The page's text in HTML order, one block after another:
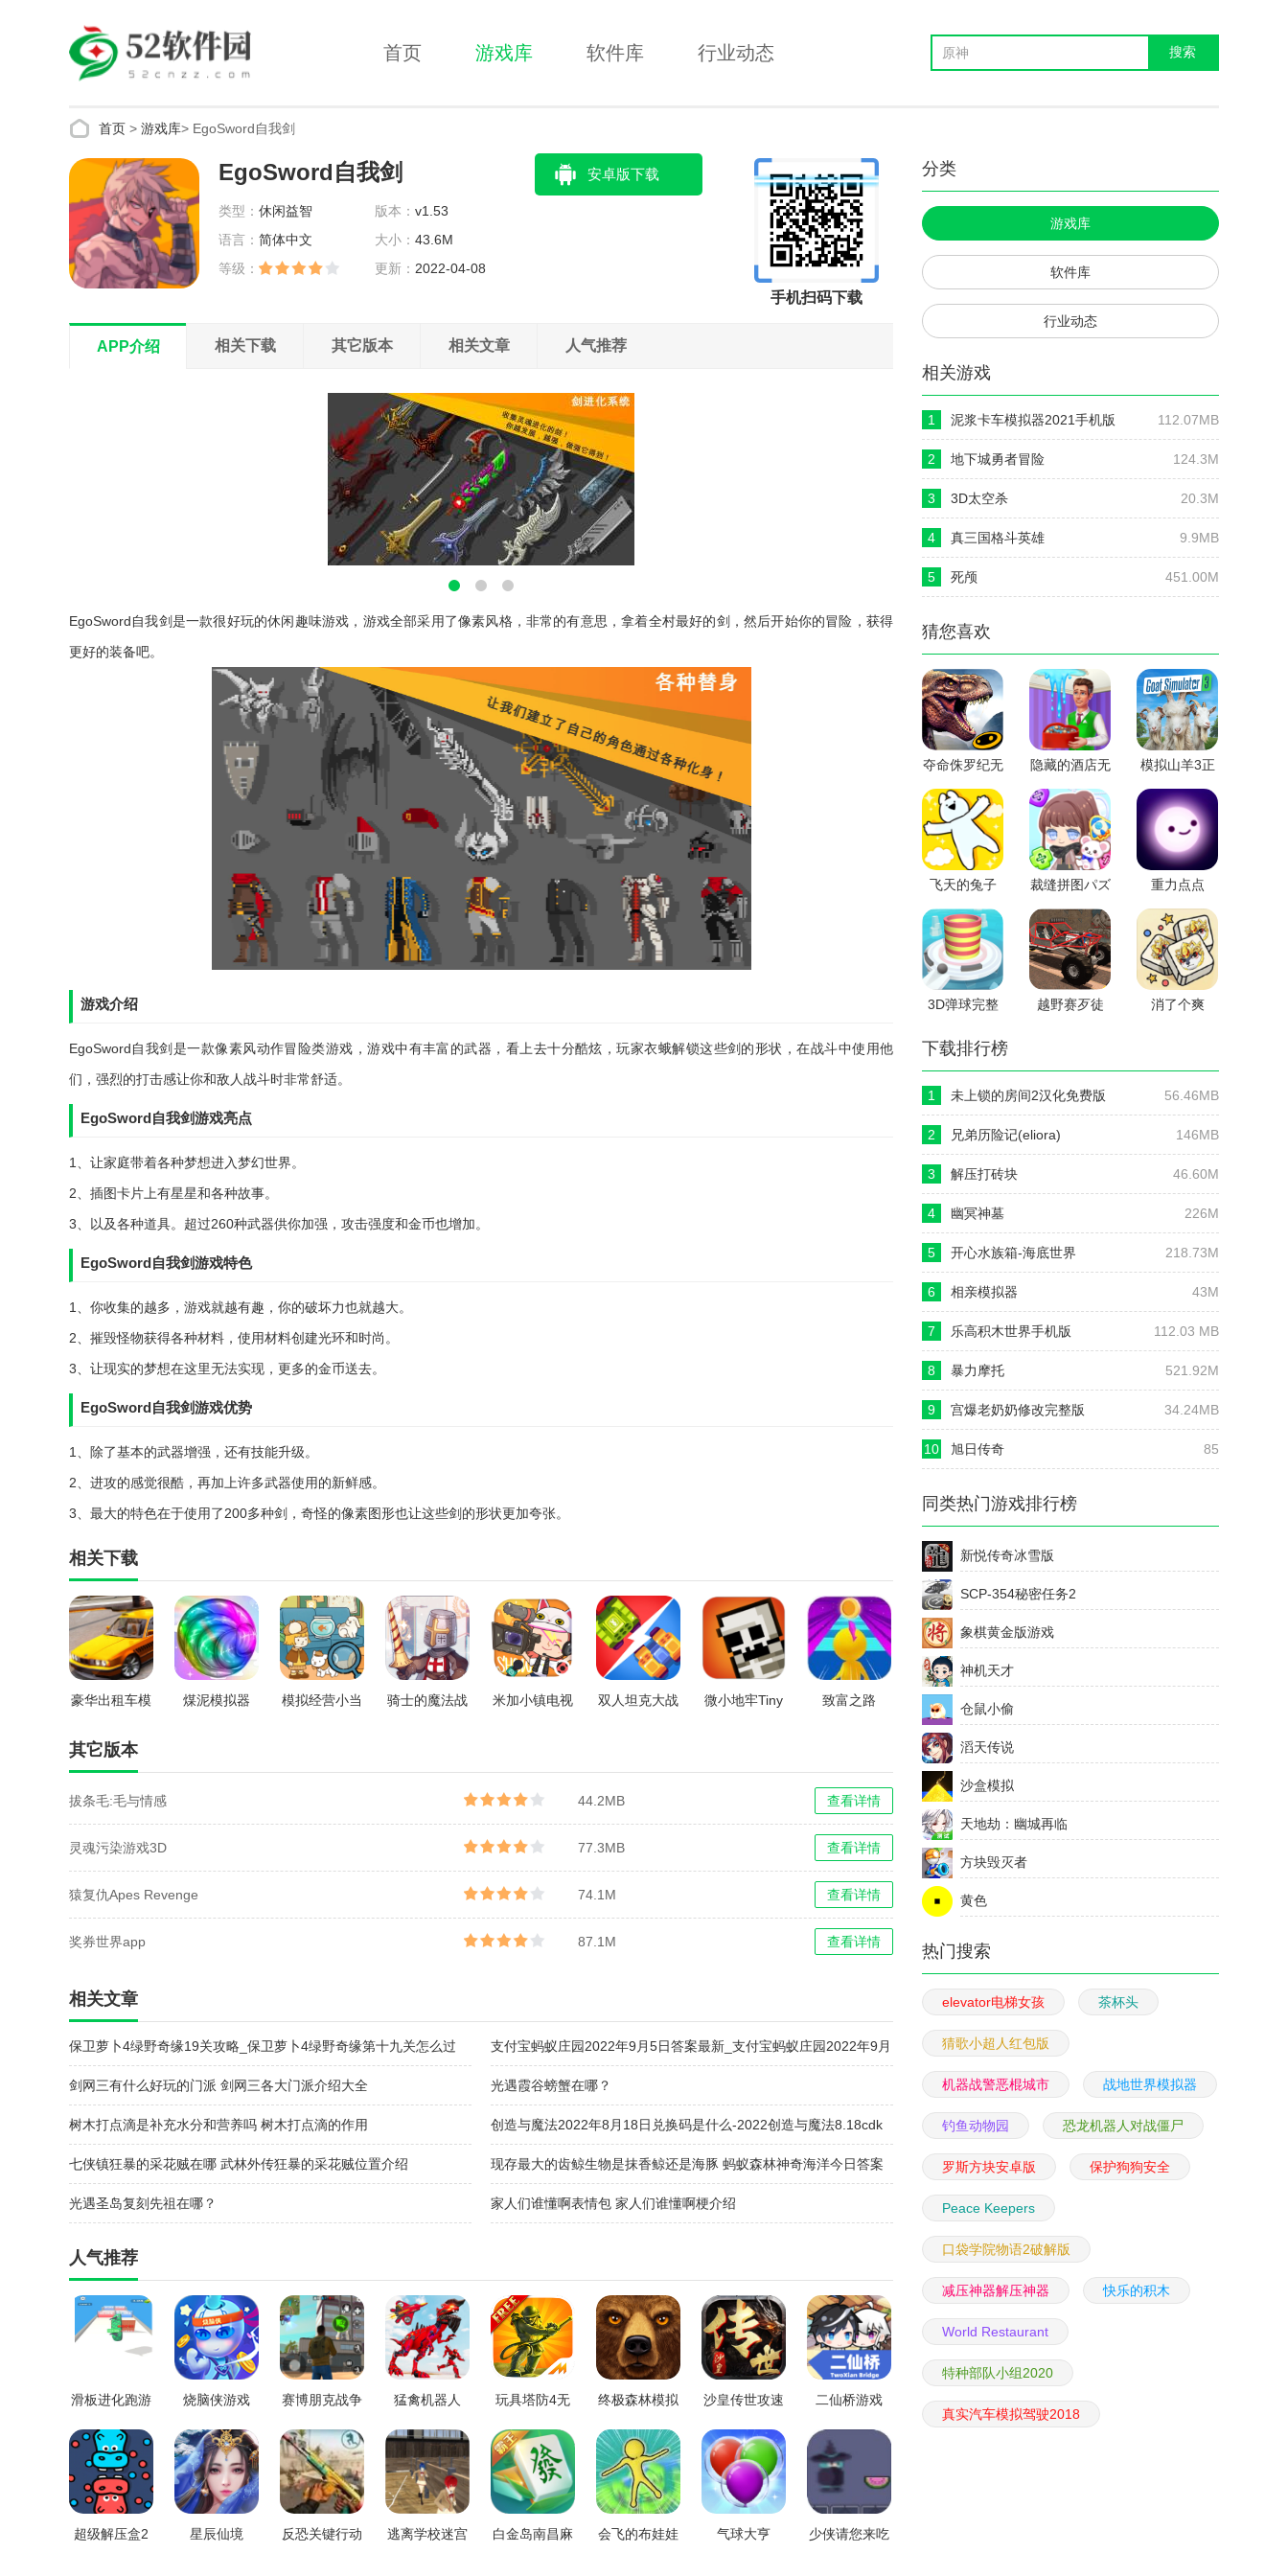
首页 游戏库 软件库 行业动态
首页 > 游戏库> EgoSword自我剑
EgoSword自我剑
类型： 休闲益智 版本： v1.53
语言： 简体中文 大小： 43.6M
等级：
更新： 2022-04-08
安卓版下载
手机扫码下载
APP介绍 相关下载 其它版本 相关文章 人气推荐
EgoSword自我剑是一款很好玩的休闲趣味游戏，游戏全部采用了像素风格，非常的有意思，拿着全村最好的剑，然后开始你的冒险，获得
更好的装备吧。
游戏介绍
EgoSword自我剑是一款像素风动作冒险类游戏，游戏中有丰富的武器，看上去十分酷炫，玩家衣蛾解锁这些剑的形状，在战斗中使用他
们，强烈的打击感让你和敌人战斗时非常舒适。
EgoSword自我剑游戏亮点
1、让家庭带着各种梦想进入梦幻世界。
2、插图卡片上有星星和各种故事。
3、以及各种道具。超过260种武器供你加强，攻击强度和金币也增加。
EgoSword自我剑游戏特色
1、你收集的越多，游戏就越有趣，你的破坏力也就越大。
2、摧毁怪物获得各种材料，使用材料创建光环和时尚。
3、让现实的梦想在这里无法实现，更多的金币送去。
EgoSword自我剑游戏优势
1、除了基本的武器增强，还有技能升级。
2、进攻的感觉很酷，再加上许多武器使用的新鲜感。
3、最大的特色在于使用了200多种剑，奇怪的像素图形也让这些剑的形状更加夸张。
相关下载
豪华出租车模
版
煤泥模拟器
模拟经营小当
骑士的魔法战
米加小镇电视
双人坦克大战
微小地牢Tiny
致富之路
其它版本
拔条毛:毛与情感 44.2MB 查看详情
灵魂污染游戏3D 77.3MB 查看详情
猿复仇Apes Revenge 74.1M 查看详情
奖券世界app 87.1M 查看详情
相关文章
保卫萝卜4绿野奇缘19关攻略_保卫萝卜4绿野奇缘第十九关怎么过
[多图]
支付宝蚂蚁庄园2022年9月5日答案最新_支付宝蚂蚁庄园2022年9月
5日答案大全[多图]
剑网三有什么好玩的门派 剑网三各大门派介绍大全 光遇霞谷螃蟹在哪？
树木打点滴是补充水分和营养吗 树木打点滴的作用 创造与魔法2022年8月18日兑换码是什么-2022创造与魔法8.18cdk
礼包码分享
七侠镇狂暴的采花贼在哪 武林外传狂暴的采花贼位置介绍 现存最大的齿鲸生物是抹香鲸还是海豚 蚂蚁森林神奇海洋今日答案
最新3.10
光遇圣岛复刻先祖在哪？ 家人们谁懂啊表情包 家人们谁懂啊梗介绍
人气推荐
滑板进化跑游
戏无限版
烧脑侠游戏
赛博朋克战争
之夜
猛禽机器人
玩具塔防4无
限金币破解版
终极森林模拟
器无限升级版
沙皇传世攻速
版
二仙桥游戏
超级解压盒2 星辰仙境
反恐关键行动
逃离学校迷宫
白金岛南昌麻
会飞的布娃娃 气球大亨
少侠请您来吃
分类
游戏库
软件库
行业动态
相关游戏
112.07MB
1 泥浆卡车模拟器2021手机版
124.3M
2
地下城勇者冒险
ClumsyDungeons
20.3M
3 3D太空杀
9.9MB
4 真三国格斗英雄
451.00M
5 死颅
猜您喜欢
夺命侏罗纪无
隐藏的酒店无
模拟山羊3正
飞天的兔子
裁缝拼图パズ
重力点点
3D弹球完整
包)V1.12
越野赛歹徒 消了个爽
下载排行榜
56.46MB
1 未上锁的房间2汉化免费版
146MB
2 兄弟历险记(eliora)
46.60M
3 解压打砖块
226M
4 幽冥神墓
218.73M
5 开心水族箱-海底世界
43M
6 相亲模拟器
112.03 MB
7 乐高积木世界手机版
521.92M
8 暴力摩托
34.24MB
9 宫爆老奶奶修改完整版
85
10 旭日传奇
同类热门游戏排行榜
新悦传奇冰雪版
SCP-354秘密任务2
象棋黄金版游戏
神机天才
仓鼠小偷
滔天传说
沙盒模拟
天地劫：幽城再临
方块毁灭者
黄色
热门搜索
elevator电梯女孩 茶杯头
猜歌小超人红包版
机器战警恶棍城市 战地世界模拟器
钓鱼动物园 恐龙机器人对战僵尸
罗斯方块安卓版 保护狗狗安全
Peace Keepers
口袋学院物语2破解版
减压神器解压神器 快乐的积木
World Restaurant
特种部队小组2020
真实汽车模拟驾驶2018